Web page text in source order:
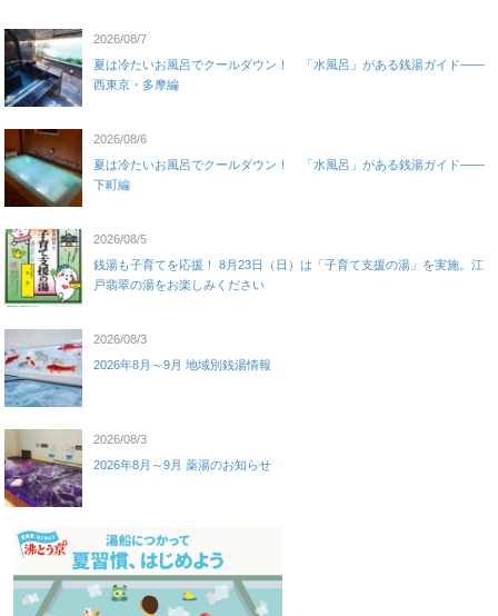
2026/08/7
夏は冷たいお風呂でクールダウン！ 「水風呂」がある銭湯ガイド——
西東京・多摩編
2026/08/6
夏は冷たいお風呂でクールダウン！ 「水風呂」がある銭湯ガイド——
下町編
2026/08/5
銭湯も子育てを応援！ 8月23日（日）は「子育て支援の湯」を実施。江
戸翡翠の湯をお楽しみください
2026/08/3
2026年8月～9月 地域別銭湯情報
2026/08/3
2026年8月～9月 薬湯のお知らせ